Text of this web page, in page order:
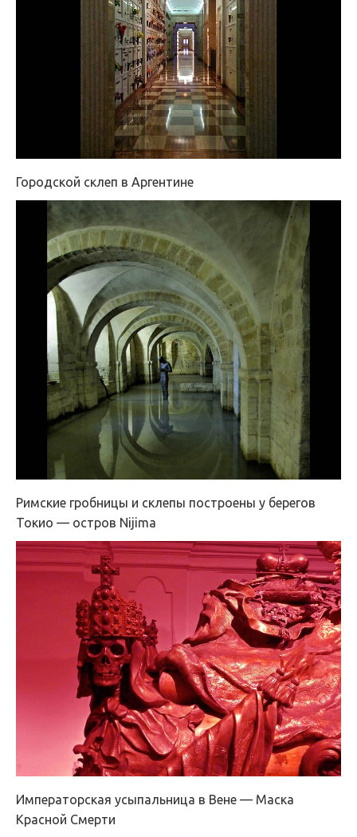
Городской склеп в Аргентине
Римские гробницы и склепы построены у берегов
Токио — остров Nijima
Императорская усыпальница в Вене — Маска
Красной Смерти